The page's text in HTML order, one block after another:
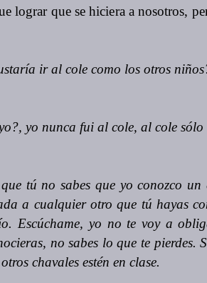
lograr que se hiciera a nosotros,
ir al cole como los otros
yo nunca fui al cole, al cole sólo
tú no sabes que yo conozco un
a cualquier otro que tú hayas
Escúchame, yo no te voy a
no sabes lo que te pierdes.
chavales estén en clase.